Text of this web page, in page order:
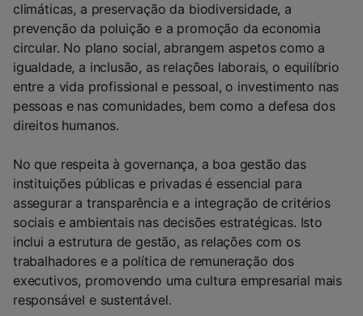
climáticas, a preservação da biodiversidade, a
prevenção da poluição e a promoção da economia
circular. No plano social, abrangem aspetos como a
igualdade, a inclusão, as relações laborais, o equilíbrio
entre a vida profissional e pessoal, o investimento nas
pessoas e nas comunidades, bem como a defesa dos
direitos humanos.
No que respeita à governança, a boa gestão das
instituições públicas e privadas é essencial para
assegurar a transparência e a integração de critérios
sociais e ambientais nas decisões estratégicas. Isto
inclui a estrutura de gestão, as relações com os
trabalhadores e a política de remuneração dos
executivos, promovendo uma cultura empresarial mais
responsável e sustentável.